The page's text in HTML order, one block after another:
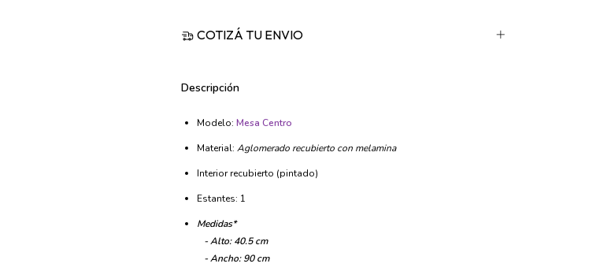
Descripción
Modelo: Mesa Centro
Material: Aglomerado recubierto con melamina
Interior recubierto (pintado)
Estantes: 1
Medidas*
- Alto: 40.5 cm
- Ancho: 90 cm